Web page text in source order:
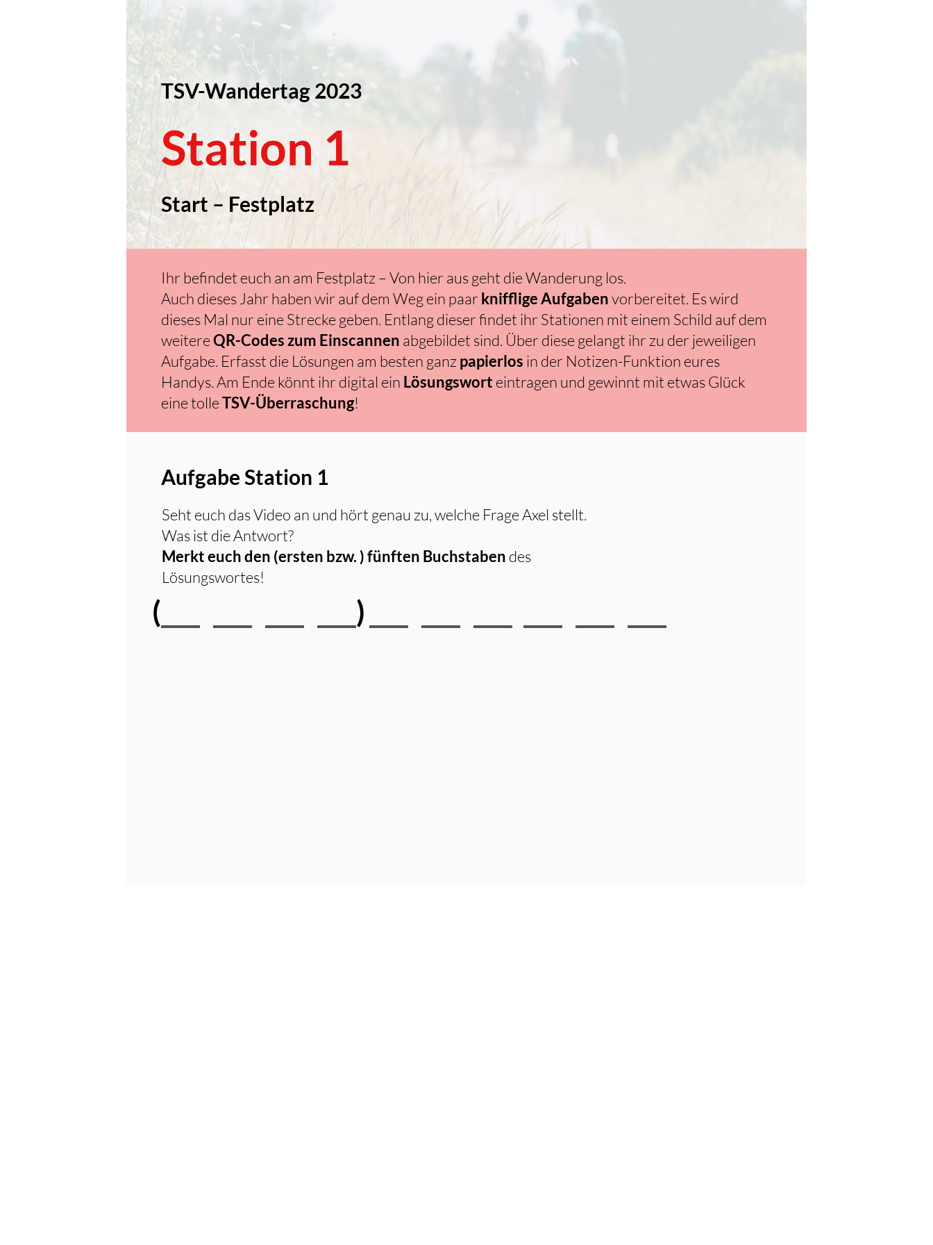
TSV-Wandertag 2023
Station 1
Start – Festplatz
Ihr befindet euch an am Festplatz – Von hier aus geht die Wanderung los.
Auch dieses Jahr haben wir auf dem Weg ein paar knifflige Aufgabenvorbereitet. Es wird
dieses Mal nur eine Strecke geben. Entlang dieser findet ihr Stationen mit einem Schild auf dem
weitereQR-Codes zum Einscannen abgebildet sind. Über diese gelangt ihr zu der jeweiligen
Aufgabe. Erfasst die Lösungen am besten ganz papierlos in der Notizen-Funktion eures
Handys. Am Ende könnt ihr digital ein Lösungswort eintragen und gewinnt mit etwas Glück
eine tolleTSV-Überraschung!
Aufgabe Station 1
Seht euch das Video an und hört genau zu, welche Frage Axel stellt.
Was ist die Antwort?
Merkt euch den (ersten bzw. ) fünften Buchstaben des
Lösungswortes!
( )